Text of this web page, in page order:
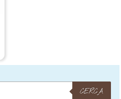
CERCA